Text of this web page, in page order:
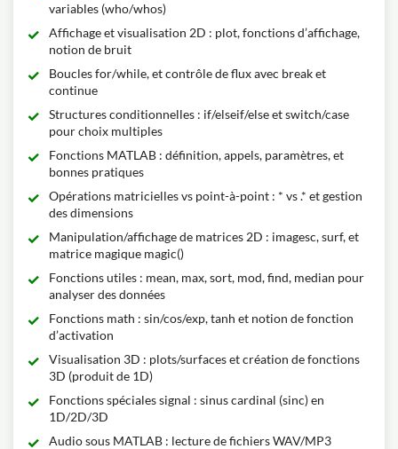
variables (who/whos)
Affichage et visualisation 2D : plot, fonctions d’affichage,
notion de bruit
Boucles for/while, et contrôle de flux avec break et
continue
Structures conditionnelles : if/elseif/else et switch/case
pour choix multiples
Fonctions MATLAB : définition, appels, paramètres, et
bonnes pratiques
Opérations matricielles vs point-à-point : * vs .* et gestion
des dimensions
Manipulation/affichage de matrices 2D : imagesc, surf, et
matrice magique magic()
Fonctions utiles : mean, max, sort, mod, find, median pour
analyser des données
Fonctions math : sin/cos/exp, tanh et notion de fonction
d’activation
Visualisation 3D : plots/surfaces et création de fonctions
3D (produit de 1D)
Fonctions spéciales signal : sinus cardinal (sinc) en
1D/2D/3D
Audio sous MATLAB : lecture de fichiers WAV/MP3